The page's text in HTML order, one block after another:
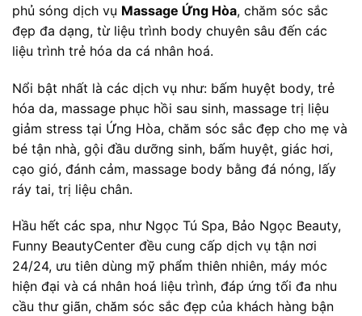
phủ sóng dịch vụ Massage Ứng Hòa, chăm sóc sắc
đẹp đa dạng, từ liệu trình body chuyên sâu đến các
liệu trình trẻ hóa da cá nhân hoá.
Nổi bật nhất là các dịch vụ như: bấm huyệt body, trẻ
hóa da, massage phục hồi sau sinh, massage trị liệu
giảm stress tại Ứng Hòa, chăm sóc sắc đẹp cho mẹ và
bé tận nhà, gội đầu dưỡng sinh, bấm huyệt, giác hơi,
cạo gió, đánh cảm, massage body bằng đá nóng, lấy
ráy tai, trị liệu chân.
Hầu hết các spa, như Ngọc Tú Spa, Bảo Ngọc Beauty,
Funny BeautyCenter đều cung cấp dịch vụ tận nơi
24/24, ưu tiên dùng mỹ phẩm thiên nhiên, máy móc
hiện đại và cá nhân hoá liệu trình, đáp ứng tối đa nhu
cầu thư giãn, chăm sóc sắc đẹp của khách hàng bận